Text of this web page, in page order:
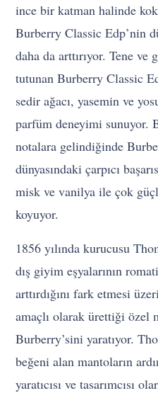
ince bir katman halinde
Burberry Classic Edp’nin
daha da arttırıyor. Tene
tutunan Burberry Classic
sedir ağacı, yasemin ve
parfüm deneyimi sunuyor.
notalara gelindiğinde
dünyasındaki çarpıcı
misk ve vanilya ile çok
koyuyor.
1856 yılında kurucusu
dış giyim eşyalarının
arttırdığını fark etmesi
amaçlı olarak ürettiği özel
Burberry’sini yaratıyor.
beğeni alan mantoların
yaratıcısı ve tasarımcısı